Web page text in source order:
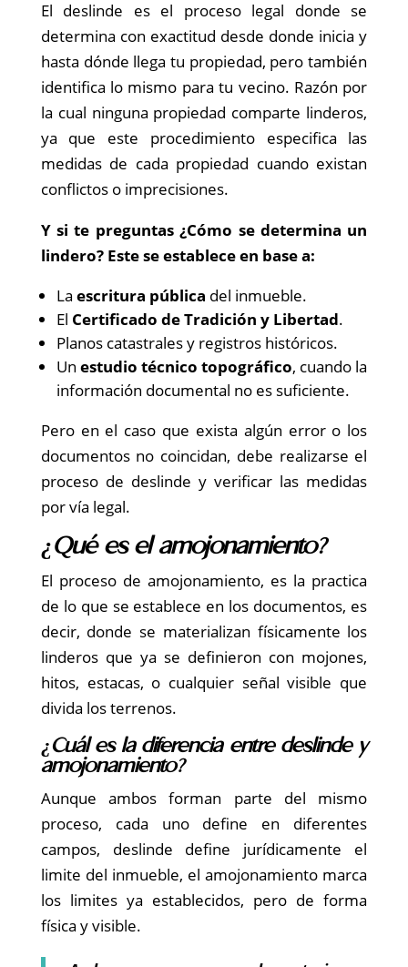
El deslinde es el proceso legal donde se
determina con exactitud desde donde inicia y
hasta dónde llega tu propiedad, pero también
identifica lo mismo para tu vecino. Razón por
la cual ninguna propiedad comparte linderos,
ya que este procedimiento especifica las
medidas de cada propiedad cuando existan
conflictos o imprecisiones.
Y si te preguntas ¿Cómo se determina un
lindero? Este se establece en base a:
La escritura pública del inmueble.
El Certificado de Tradición y Libertad.
Planos catastrales y registros históricos.
Un estudio técnico topográfico, cuando la
información documental no es suficiente.
Pero en el caso que exista algún error o los
documentos no coincidan, debe realizarse el
proceso de deslinde y verificar las medidas
por vía legal.
¿Qué es el amojonamiento?
El proceso de amojonamiento, es la practica
de lo que se establece en los documentos, es
decir, donde se materializan físicamente los
linderos que ya se definieron con mojones,
hitos, estacas, o cualquier señal visible que
divida los terrenos.
¿Cuál es la diferencia entre deslinde y
amojonamiento?
Aunque ambos forman parte del mismo
proceso, cada uno define en diferentes
campos, deslinde define jurídicamente el
limite del inmueble, el amojonamiento marca
los limites ya establecidos, pero de forma
física y visible.